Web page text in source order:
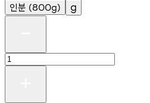
인분 (800g) g